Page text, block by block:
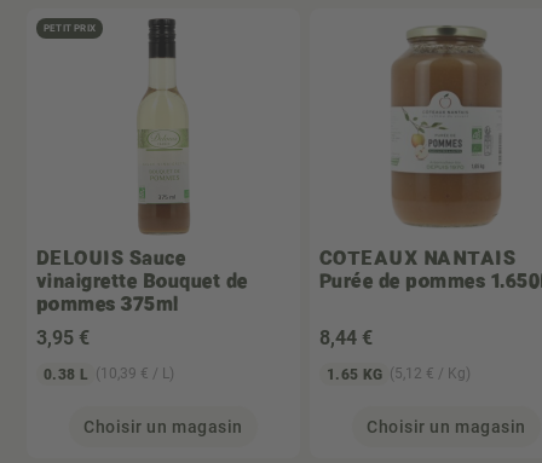
PETIT PRIX
DELOUIS Sauce
vinaigrette Bouquet de
pommes 375ml
3,95 €
0.38 L (10,39 € / L)
Choisir un magasin
COTEAUX NANTAIS
Purée de pommes
8,44 €
1.65 KG (5,12 € / Kg)
Choisir un magasin